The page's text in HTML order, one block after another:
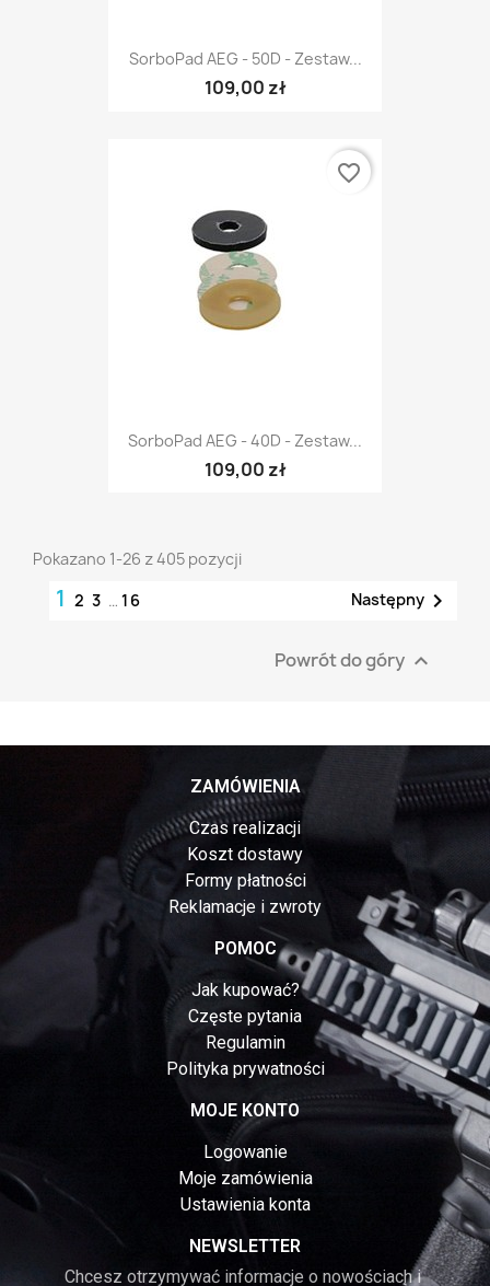
SorboPad AEG - 50D - Zestaw...
109,00 zł
SorboPad AEG - 40D - Zestaw...
109,00 zł
favorite_border
Pokazano 1-26 z 405 pozycji
1 2 3 … 16 Następny 
Powrót do góry 
ZAMÓWIENIA
Czas realizacji
Koszt dostawy
Formy płatności
Reklamacje i zwroty
POMOC
Jak kupować?
Częste pytania
Regulamin
Polityka prywatności
MOJE KONTO
Logowanie
Moje zamówienia
Ustawienia konta
NEWSLETTER
Chcesz otrzymywać informacje o nowościach i